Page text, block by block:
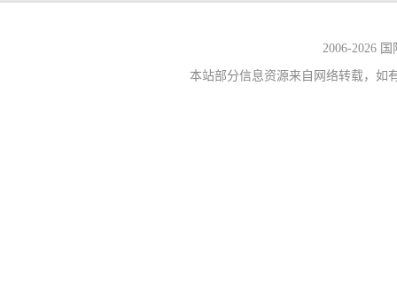
2006-2026
本站部分信息资源来自网络转载，如